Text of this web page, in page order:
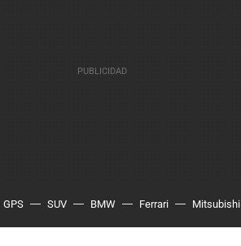
GPS SUV BMW Ferrari Mitsubishi